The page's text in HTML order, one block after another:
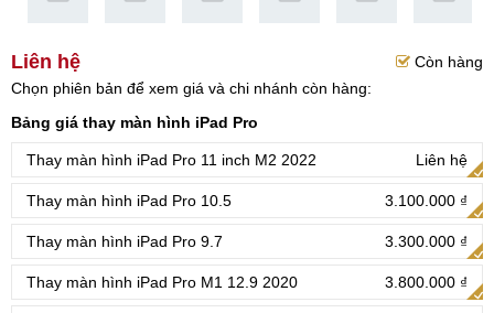
Liên hệ
Còn hàng
Chọn phiên bản để xem giá và chi nhánh còn hàng:
Bảng giá thay màn hình iPad Pro
Thay màn hình iPad Pro 11 inch M2 2022 Liên hệ
Thay màn hình iPad Pro 10.5 3.100.000 ₫
Thay màn hình iPad Pro 9.7 3.300.000 ₫
Thay màn hình iPad Pro M1 12.9 2020 3.800.000 ₫